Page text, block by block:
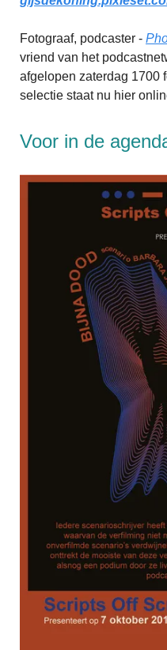
Fotograaf, podcaster -
vriend van het
afgelopen zaterdag 1700
selectie staat nu hier
Voor in de